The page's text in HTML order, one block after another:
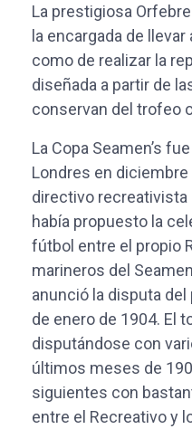
La prestigiosa
la encargada de
como de realizar la
diseñada a partir de
conservan del trofeo
La Copa Seamen’s
Londres en
directivo recreativista
había propuesto la
fútbol entre el propio
marineros del
anunció la disputa
de enero de 1904. El
disputándose con
últimos meses de
siguientes con
entre el Recreativo y